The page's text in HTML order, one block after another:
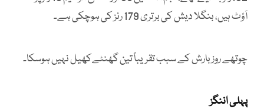
آؤٹ ہیں، بنگلا دیش کی برتری 179 رنز کی ہوچکی ہے۔
چوتھے روز بارش کے سبب تقریباً تین گھنٹےکھیل نہیں ہوسکا۔
پہلی اننگز